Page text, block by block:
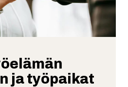
ja työpaikat